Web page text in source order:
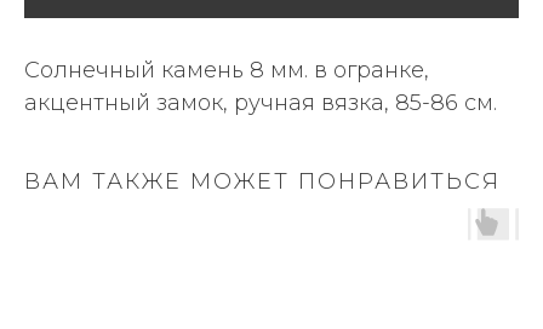
Солнечный камень 8 мм. в огранке,
акцентный замок, ручная вязка, 85-86 см.
ВАМ ТАКЖЕ МОЖЕТ ПОНРАВИТЬСЯ